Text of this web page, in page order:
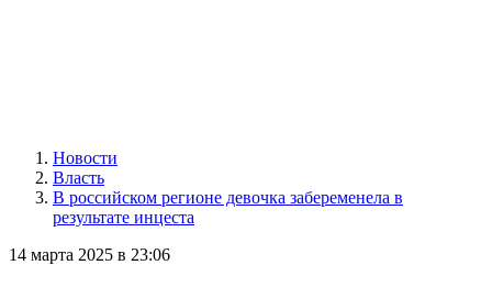
Новости
Власть
В российском регионе девочка забеременела в
результате инцеста
14 марта 2025 в 23:06